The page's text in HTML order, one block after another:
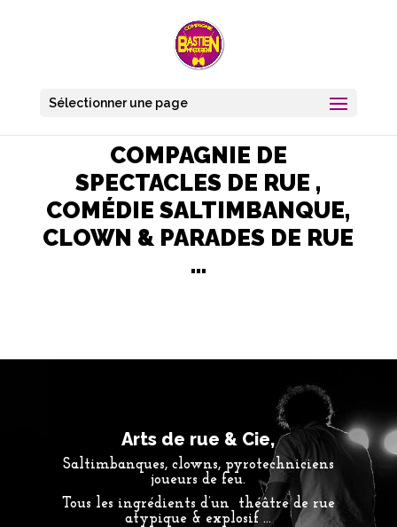
Sélectionner une page
COMPAGNIE DE
SPECTACLES DE RUE ,
COMÉDIE SALTIMBANQUE,
CLOWN & PARADES DE RUE
…
Arts de rue & Cie,
Saltimbanques, clowns, pyrotechniciens
joueurs de feu.
Tous les ingrédients d’un théâtre de rue
atypique & explosif …